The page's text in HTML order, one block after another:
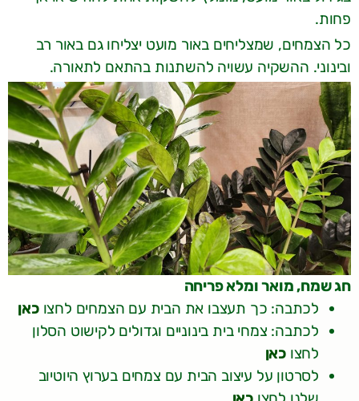
פחות.
כל הצמחים, שמצליחים באור מועט יצליחו גם באור רב
ובינוני. ההשקיה עשויה להשתנות בהתאם לתאורה.
חג שמח, מואר ומלא פריחה
לכתבה: כך תעצבו את הבית עם הצמחים לחצוכאן
לכתבה: צמחי בית בינוניים וגדולים לקישוט הסלון
לחצו כאן
לסרטון על עיצוב הבית עם צמחים בערוץ היוטיוב